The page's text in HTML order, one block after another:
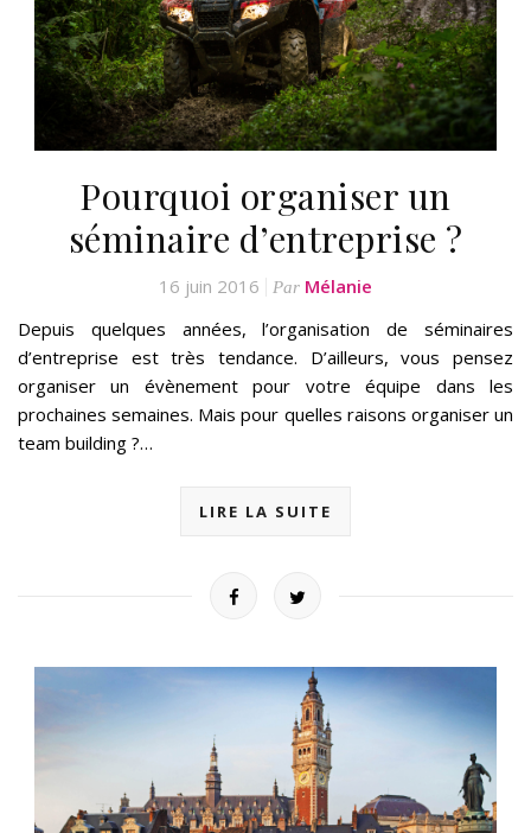
Pourquoi organiser un
séminaire d’entreprise ?
16 juin 2016 Par Mélanie
Depuis quelques années, l’organisation de séminaires
d’entreprise est très tendance. D’ailleurs, vous pensez
organiser un évènement pour votre équipe dans les
prochaines semaines. Mais pour quelles raisons organiser un
team building ?…
LIRE LA SUITE